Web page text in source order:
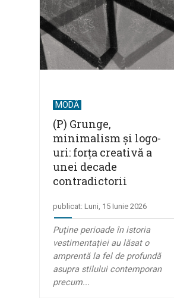
MODĂ
(P) Grunge,
minimalism și logo-
uri: forța creativă a
unei decade
contradictorii
publicat: Luni, 15 Iunie 2026
Puține perioade în istoria
vestimentației au lăsat o
amprentă la fel de profundă
asupra stilului contemporan
precum...